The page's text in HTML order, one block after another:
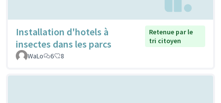
Installation d'hotels à
insectes dans les parcs
Retenue par le
tri citoyen
WaLo
6 8